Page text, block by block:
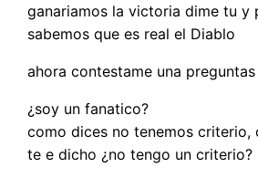
ganariamos la victoria dime tu y
sabemos que es real el Diablo
ahora contestame una preguntas
¿soy un fanatico?
como dices no tenemos criterio,
te e dicho ¿no tengo un criterio?